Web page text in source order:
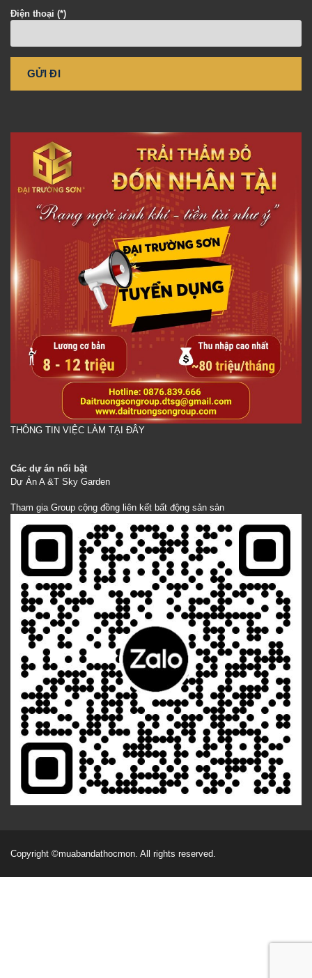
Điện thoại (*)
THÔNG TIN VIỆC LÀM TẠI ĐÂY
Các dự án nổi bật
Dự Án A &T Sky Garden
Tham gia Group cộng đồng liên kết bất động sản sản
Copyright ©muabandathocmon. All rights reserved.